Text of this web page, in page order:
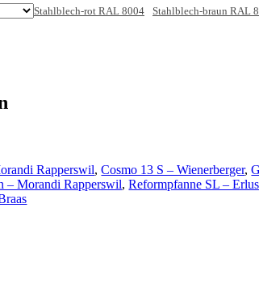
Stahlblech-rot RAL 8004 Stahlblech-braun RAL
Rapperswil,Cosmo 13 S – Wienerberger,
– Morandi Rapperswil,Reformpfanne SL – Erlus